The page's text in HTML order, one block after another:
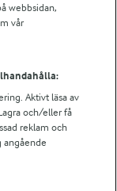
webbsidan,
vår
Aktivt läsa av
och/eller få
reklam och
angående